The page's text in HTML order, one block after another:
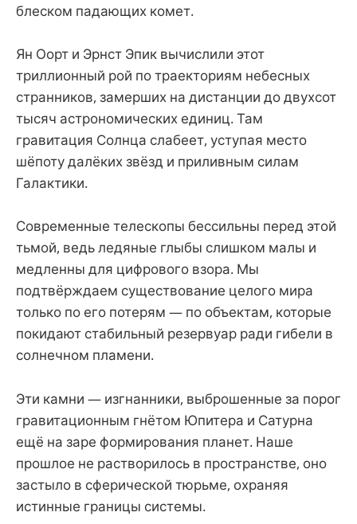
блеском падающих комет.
Ян Оорт и Эрнст Эпик вычислили этот
триллионный рой по траекториям небесных
странников, замерших на дистанции до двухсот
тысяч астрономических единиц. Там
гравитация Солнца слабеет, уступая место
шёпоту далёких звёзд и приливным силам
Галактики.
Современные телескопы бессильны перед этой
тьмой, ведь ледяные глыбы слишком малы и
медленны для цифрового взора. Мы
подтвёрждаем существование целого мира
только по его потерям — по объектам, которые
покидают стабильный резервуар ради гибели в
солнечном пламени.
Эти камни — изгнанники, выброшенные за порог
гравитационным гнётом Юпитера и Сатурна
ещё на заре формирования планет. Наше
прошлое не растворилось в пространстве, оно
застыло в сферической тюрьме, охраняя
истинные границы системы.